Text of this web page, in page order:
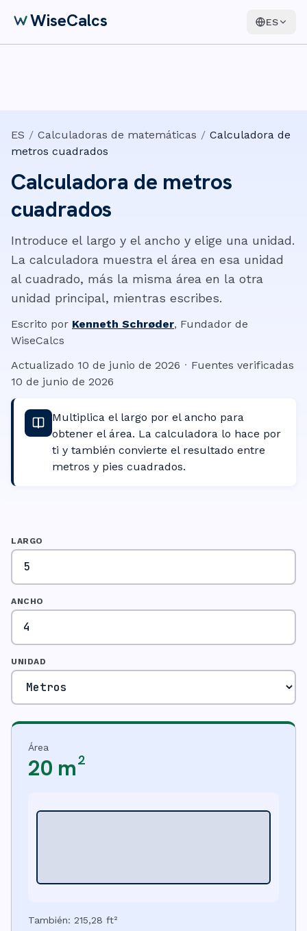
WiseCalcs ES
ES / Calculadoras de matemáticas / Calculadora de
metros cuadrados
Calculadora de metros
cuadrados
Introduce el largo y el ancho y elige una unidad.
La calculadora muestra el área en esa unidad
al cuadrado, más la misma área en la otra
unidad principal, mientras escribes.
Escrito por Kenneth Schrøder, Fundador de
WiseCalcs
Actualizado 10 de junio de 2026 · Fuentes verificadas
10 de junio de 2026
Multiplica el largo por el ancho para
obtener el área. La calculadora lo hace por
ti y también convierte el resultado entre
metros y pies cuadrados.
LARGO
ANCHO
UNIDAD
Área
20 m²
También: 215,28 ft²